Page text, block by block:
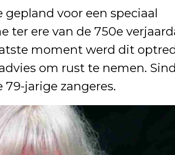
voor een speciaal
ter ere van de 750e
moment werd dit
om rust te nemen.
jarige zangeres.